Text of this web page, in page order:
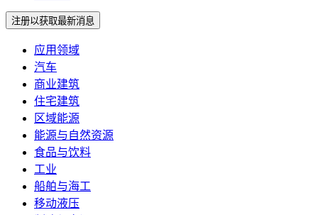
注册以获取最新消息
应用领域
汽车
商业建筑
住宅建筑
区域能源
能源与自然资源
食品与饮料
工业
船舶与海工
移动液压